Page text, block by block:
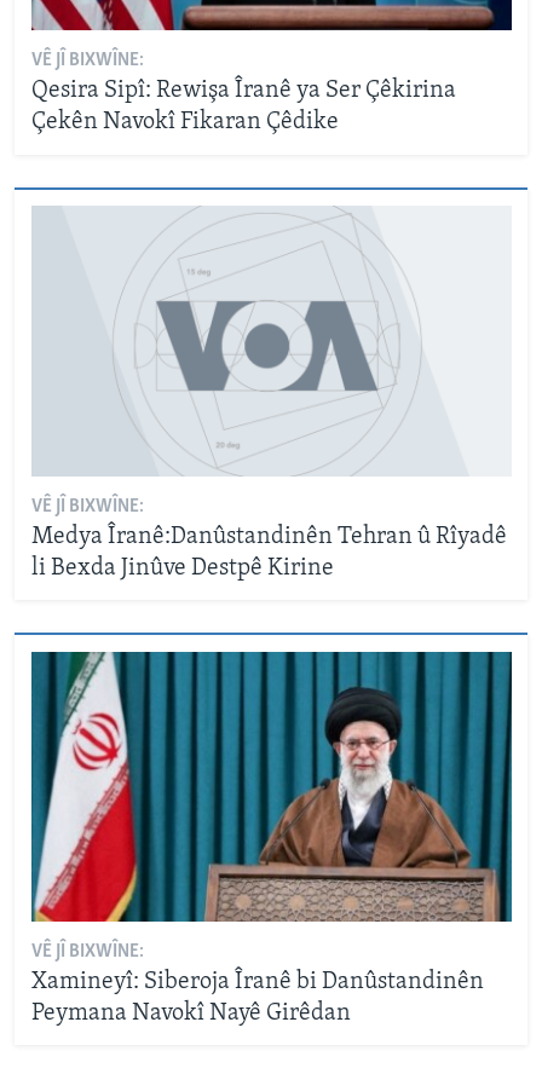
VÊ JÎ BIXWÎNE:
Qesira Sipî: Rewişa Îranê ya Ser Çêkirina
Çekên Navokî Fikaran Çêdike
VÊ JÎ BIXWÎNE:
Medya Îranê:Danûstandinên Tehran û Rîyadê
li Bexda Jinûve Destpê Kirine
VÊ JÎ BIXWÎNE:
Xamineyî: Siberoja Îranê bi Danûstandinên
Peymana Navokî Nayê Girêdan